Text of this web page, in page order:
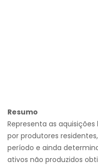
Resumo
Representa as
por produtores
período e ainda
ativos não produzidos